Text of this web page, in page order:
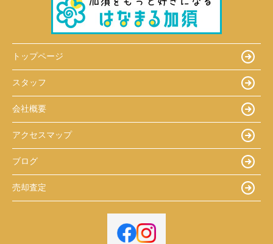
トップページ
スタッフ
会社概要
アクセスマップ
ブログ
売却査定